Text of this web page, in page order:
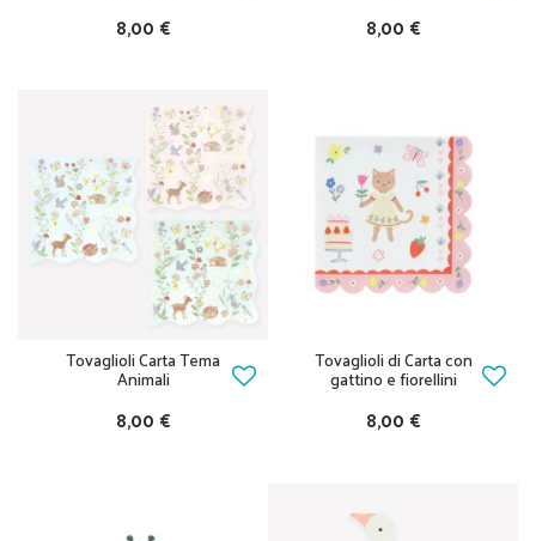
8,00 € 8,00 €
Tovaglioli Carta Tema
Animali
8,00 €
Tovaglioli di Carta con
gattino e fiorellini
8,00 €